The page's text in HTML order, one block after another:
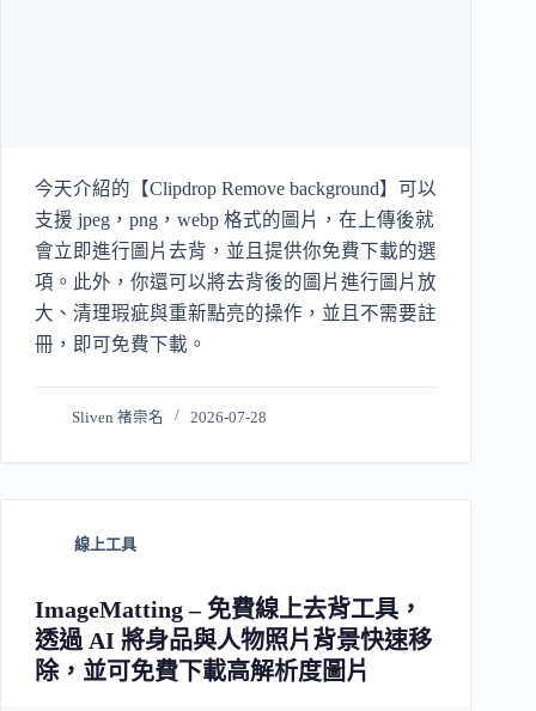
今天介紹的【Clipdrop Remove background】可以
支援 jpeg，png，webp 格式的圖片，在上傳後就
會立即進行圖片去背，並且提供你免費下載的選
項。此外，你還可以將去背後的圖片進行圖片放
大、清理瑕疵與重新點亮的操作，並且不需要註
冊，即可免費下載。
Sliven 褚崇名 2026-07-28
線上工具
ImageMatting – 免費線上去背工具，
透過 AI 將身品與人物照片背景快速移
除，並可免費下載高解析度圖片